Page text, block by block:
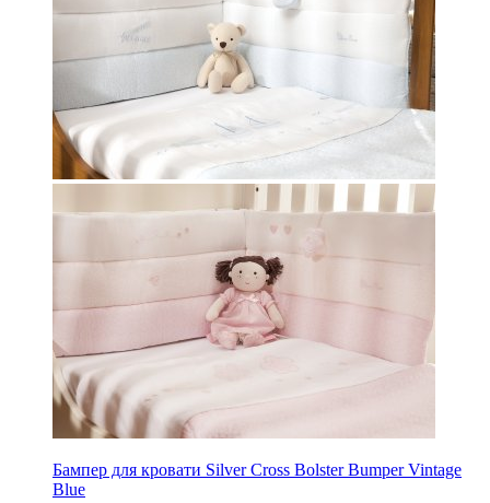
Бампер для кровати Silver Cross Bolster Bumper Vintage
Blue